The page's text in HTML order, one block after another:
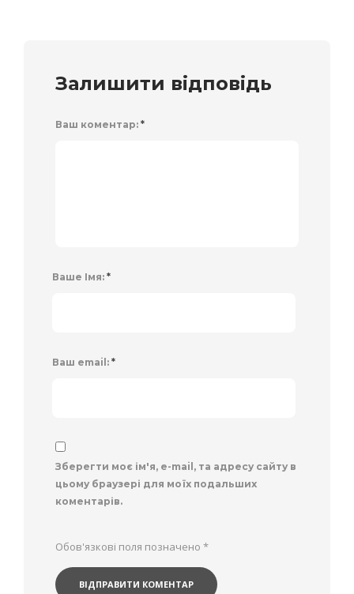
Залишити відповідь
Ваш коментар: *
Ваше Імя: *
Ваш email: *
Зберегти моє ім'я, e-mail, та адресу сайту в
цьому браузері для моїх подальших
коментарів.
Обов'язкові поля позначено *